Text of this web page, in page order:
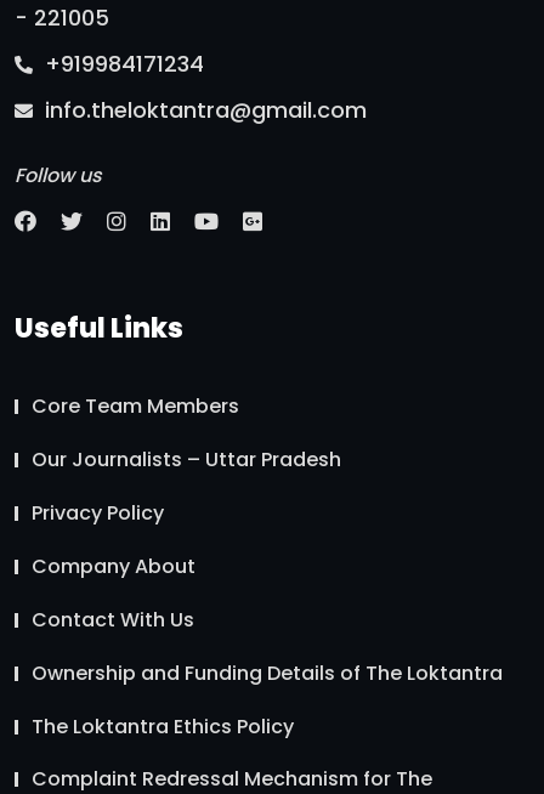
- 221005
+919984171234
info.theloktantra@gmail.com
Follow us
Useful Links
Core Team Members
Our Journalists – Uttar Pradesh
Privacy Policy
Company About
Contact With Us
Ownership and Funding Details of The Loktantra
The Loktantra Ethics Policy
Complaint Redressal Mechanism for The